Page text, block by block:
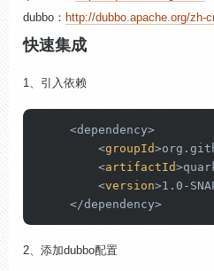
dubbo： http://dubbo.apache.org/zh-
快速集成
1、引入依赖
     <dependency>
<groupId>
<artifactId>
<version>1.0-
     </dependency>
2、添加dubbo配置